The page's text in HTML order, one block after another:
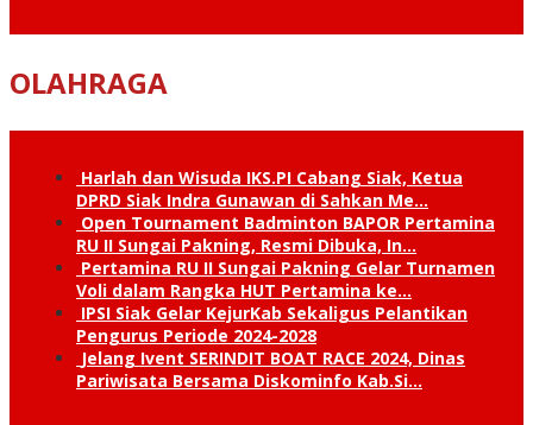
OLAHRAGA
Harlah dan Wisuda IKS.PI Cabang Siak, Ketua
DPRD Siak Indra Gunawan di Sahkan Me…
Open Tournament Badminton BAPOR Pertamina
RU II Sungai Pakning, Resmi Dibuka, In…
Pertamina RU II Sungai Pakning Gelar Turnamen
Voli dalam Rangka HUT Pertamina ke…
IPSI Siak Gelar KejurKab Sekaligus Pelantikan
Pengurus Periode 2024-2028
Jelang Ivent SERINDIT BOAT RACE 2024, Dinas
Pariwisata Bersama Diskominfo Kab.Si…